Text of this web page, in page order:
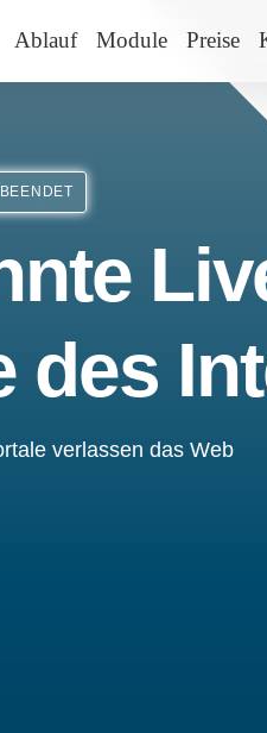
Ablauf Module Preise
des
verlassen das Web